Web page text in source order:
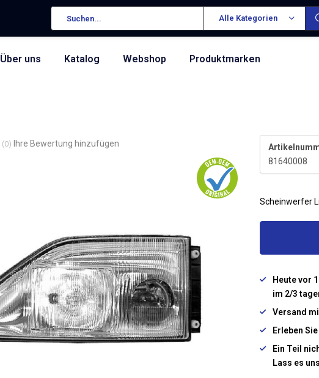
Alle Kategorien
Über uns Katalog Webshop Produktmarken
(0) Ihre Bewertung hinzufügen
81640008
Scheinwerfer Li
Heute vor
im 2/3
Versand
Erleben
Ein Teil
Lass es